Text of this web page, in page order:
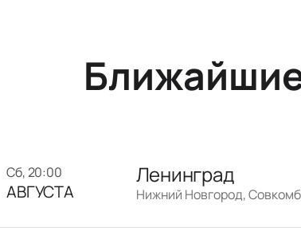
сб, 20:00
АВГУСТА
Ленинград